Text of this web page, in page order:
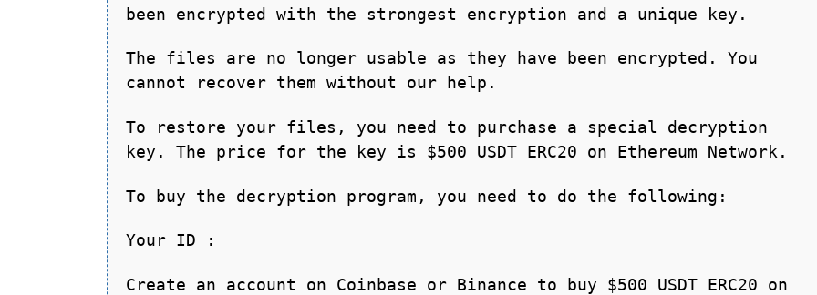
been encrypted with the strongest encryption and a unique key.
The files are no longer usable as they have been encrypted. You
cannot recover them without our help.
To restore your files, you need to purchase a special decryption
key. The price for the key is $500 USDT ERC20 on Ethereum Network.
To buy the decryption program, you need to do the following:
Your ID :
Create an account on Coinbase or Binance to buy $500 USDT ERC20 on